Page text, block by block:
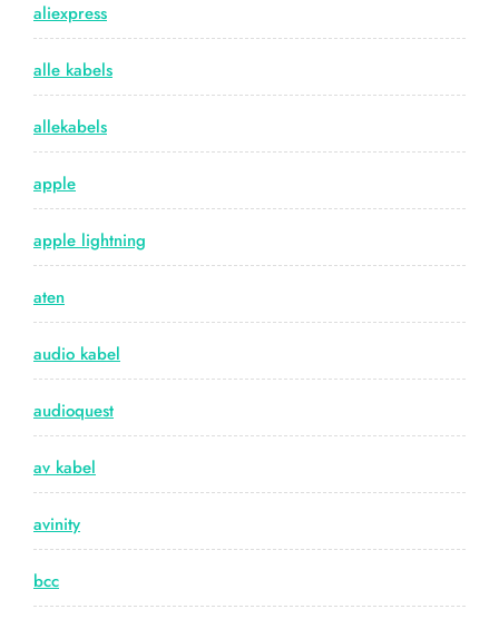
aliexpress
alle kabels
allekabels
apple
apple lightning
aten
audio kabel
audioquest
av kabel
avinity
bcc